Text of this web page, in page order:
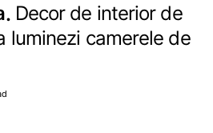
Decor de interior de
luminezi camerele de